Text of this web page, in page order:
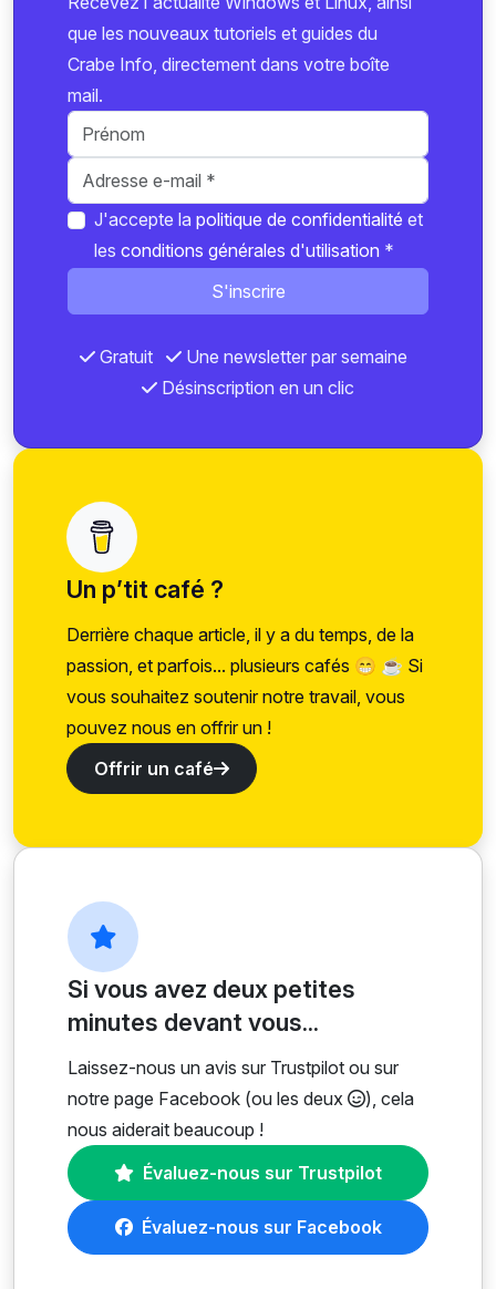
que les nouveaux tutoriels et guides du
Crabe Info, directement dans votre boîte
mail.
J'accepte la politique de confidentialité et
les conditions générales d'utilisation *
S'inscrire
Gratuit
Une newsletter par semaine
Désinscription en un clic
Un p’tit café ?
Derrière chaque article, il y a du temps, de la
passion, et parfois... plusieurs cafés 😁 ☕ Si
vous souhaitez soutenir notre travail, vous
pouvez nous en offrir un !
Offrir un café
Si vous avez deux petites
minutes devant vous...
Laissez-nous un avis sur Trustpilot ou sur
notre page Facebook (ou les deux
), cela
nous aiderait beaucoup !
Évaluez-nous sur Trustpilot
Évaluez-nous sur Facebook